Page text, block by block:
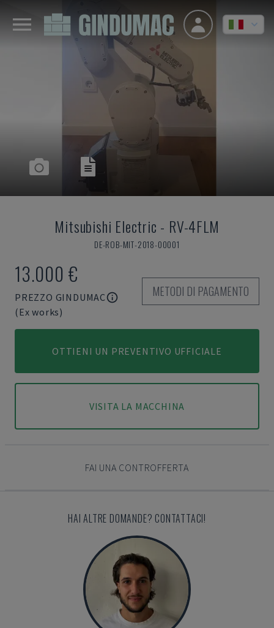
Mitsubishi Electric - RV-4FLM
DE-ROB-MIT-2018-00001
13.000 €
PREZZO GINDUMAC
(Ex works)
METODI DI PAGAMENTO
OTTIENI UN PREVENTIVO UFFICIALE
VISITA LA MACCHINA
FAI UNA CONTROFFERTA
HAI ALTRE DOMANDE? CONTATTACI!